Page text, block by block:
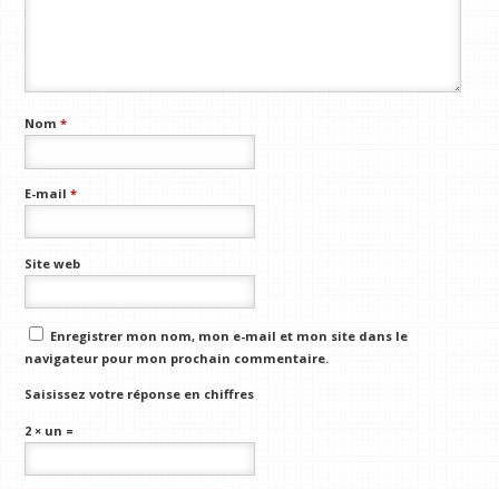
Nom*
E-mail*
Site web
Enregistrer mon nom, mon e-mail et mon site dans le
navigateur pour mon prochain commentaire.
Saisissez votre réponse en chiffres
2 × un =